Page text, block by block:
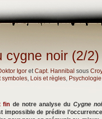
cygne noir (2/2)
Igor etCapt. Hannibal sous
symboles, Lois et règles, Psychologie
fin de notre analyse du Cygne
impossible de prédire